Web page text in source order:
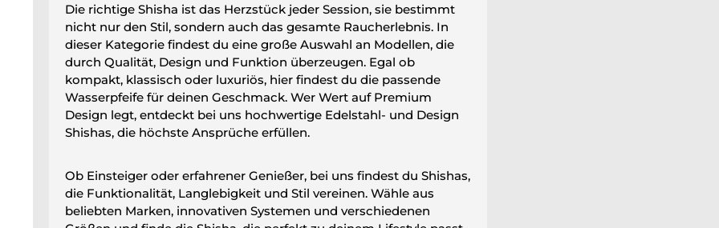
Die richtige Shisha ist das Herzstück jeder Session, sie bestimmt
nicht nur den Stil, sondern auch das gesamte Raucherlebnis. In
dieser Kategorie findest du eine große Auswahl an Modellen, die
durch Qualität, Design und Funktion überzeugen. Egal ob
kompakt, klassisch oder luxuriös, hier findest du die passende
Wasserpfeife für deinen Geschmack. Wer Wert auf Premium
Design legt, entdeckt bei uns hochwertige Edelstahl- und Design
Shishas, die höchste Ansprüche erfüllen.
Ob Einsteiger oder erfahrener Genießer, bei uns findest du Shishas,
die Funktionalität, Langlebigkeit und Stil vereinen. Wähle aus
beliebten Marken, innovativen Systemen und verschiedenen